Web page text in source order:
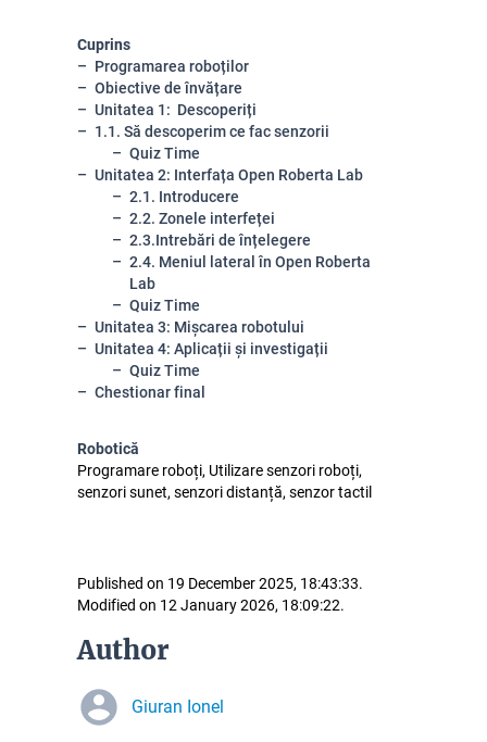
Cuprins
Programarea roboților
Obiective de învățare
Unitatea 1: Descoperiți
1.1. Să descoperim ce fac senzorii
Quiz Time
Unitatea 2: Interfața Open Roberta Lab
2.1. Introducere
2.2. Zonele interfeței
2.3.Intrebări de înțelegere
2.4. Meniul lateral în Open Roberta
Lab
Quiz Time
Unitatea 3: Mișcarea robotului
Unitatea 4: Aplicații și investigații
Quiz Time
Chestionar final
Robotică
Programare roboți, Utilizare senzori roboți,
senzori sunet, senzori distanță, senzor tactil
Published on 19 December 2025, 18:43:33.
Modified on 12 January 2026, 18:09:22.
Author
Giuran Ionel